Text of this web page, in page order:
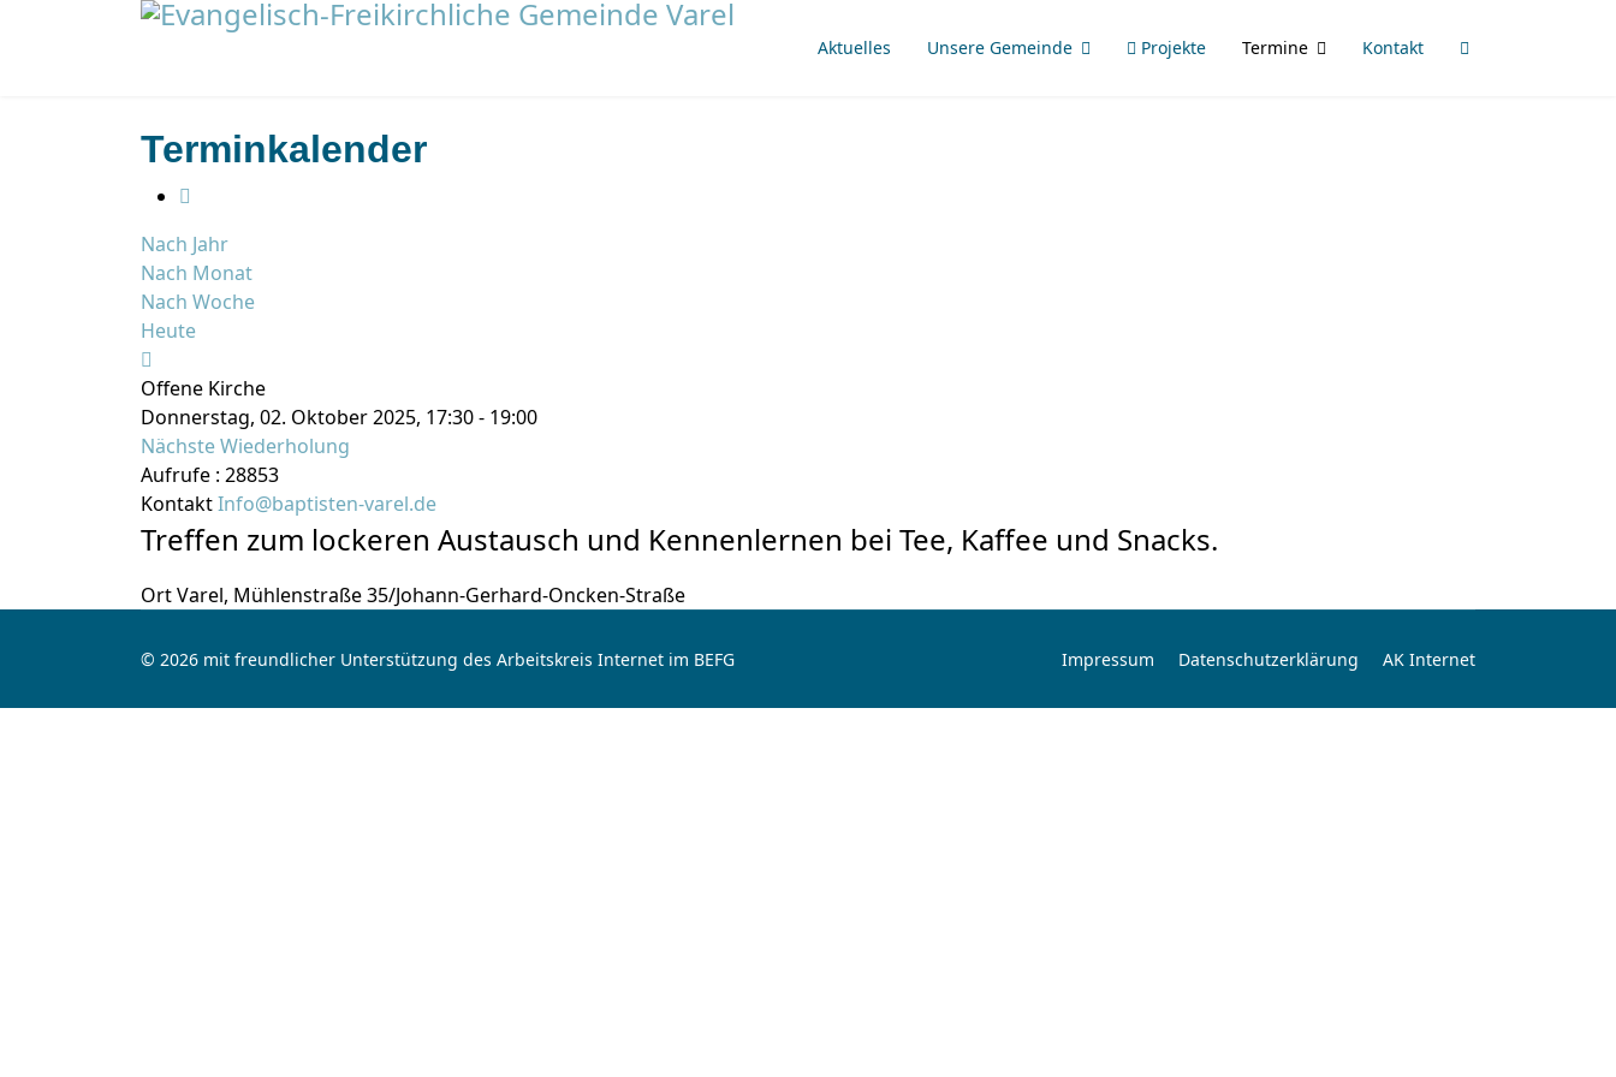
Aktuelles Unsere Gemeinde Projekte Termine Kontakt
Terminkalender
Nach Jahr
Nach Monat
Nach Woche
Heute
Offene Kirche
Donnerstag, 02. Oktober 2025, 17:30 - 19:00
Nächste Wiederholung
Aufrufe : 28853
KontaktInfo@baptisten-varel.de
Treffen zum lockeren Austausch und Kennenlernen bei Tee, Kaffee und Snacks.
OrtVarel, Mühlenstraße 35/Johann-Gerhard-Oncken-Straße
© 2026 mit freundlicher Unterstützung des Arbeitskreis Internet im BEFG Impressum Datenschutzerklärung AK Internet